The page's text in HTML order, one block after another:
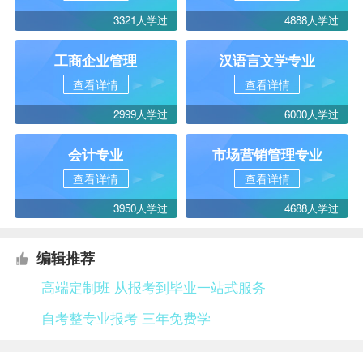
3321人学过 4888人学过
工商企业管理
查看详情
2999人学过
汉语言文学专业
查看详情
6000人学过
会计专业
查看详情
3950人学过
市场营销管理专业
查看详情
4688人学过
编辑推荐
高端定制班 从报考到毕业一站式服务
自考整专业报考 三年免费学